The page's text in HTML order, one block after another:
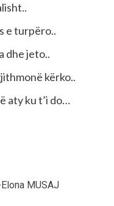
e turpëro..
dhe jeto..
kërko..
aty ku t’i do…
MUSAJ